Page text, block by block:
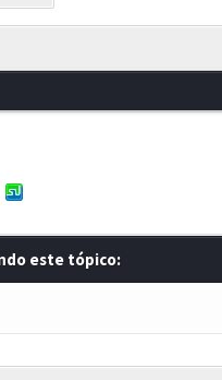
este tópico: